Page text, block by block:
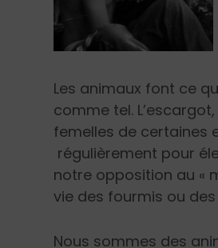
Les animaux font ce
comme tel.
femelles de certaines
régulièrement pour
notre opposition au «
vie des fourmis ou
Nous sommes des